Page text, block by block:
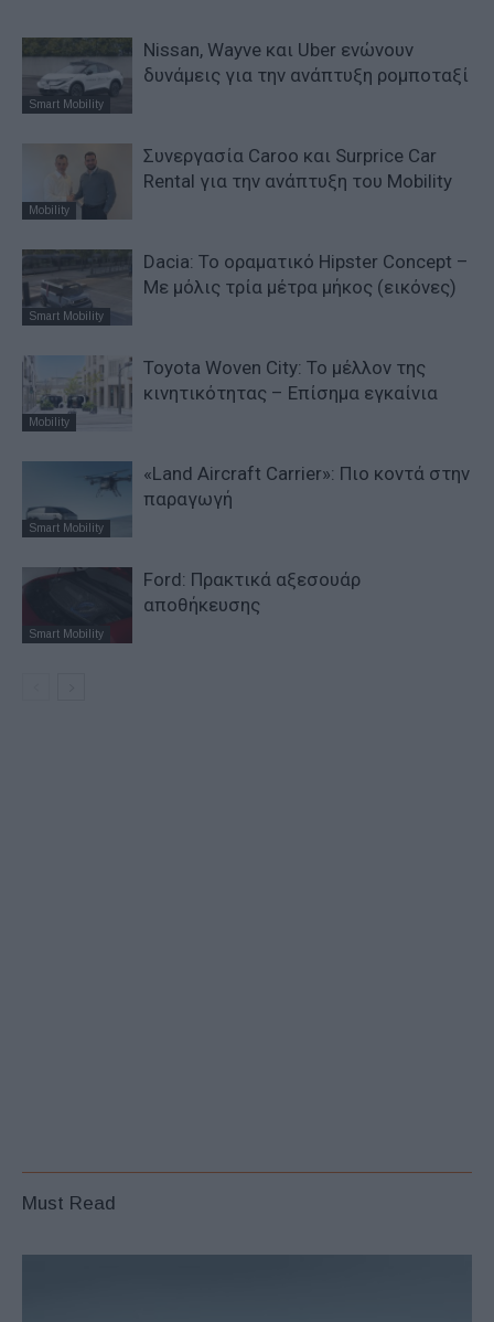
Smart Mobility
Nissan, Wayve και Uber ενώνουν
δυνάμεις για την ανάπτυξη ρομποταξί
Mobility
Συνεργασία Caroo και Surprice Car
Rental για την ανάπτυξη του Mobility
Smart Mobility
Dacia: To oραματικό Hipster Concept –
Με μόλις τρία μέτρα μήκος (εικόνες)
Mobility
Toyota Woven City: Το μέλλον της
κινητικότητας – Επίσημα εγκαίνια
Smart Mobility
«Land Aircraft Carrier»: Πιο κοντά στην
παραγωγή
Smart Mobility
Ford: Πρακτικά αξεσουάρ
αποθήκευσης
Must Read